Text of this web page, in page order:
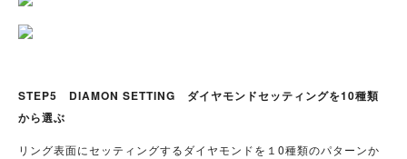
STEP5 DIAMON SETTING ダイヤモンドセッティングを10種類
から選ぶ
リング表面にセッティングするダイヤモンドを１0種類のパターンか